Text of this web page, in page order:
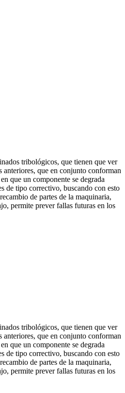
tribológicos, que tienen que ver
que en conjunto conforman
que un componente se degrada
de tipo correctivo, buscando con esto
de partes de la maquinaria,
permite prever fallas futuras en los
tribológicos, que tienen que ver
que en conjunto conforman
que un componente se degrada
de tipo correctivo, buscando con esto
de partes de la maquinaria,
permite prever fallas futuras en los